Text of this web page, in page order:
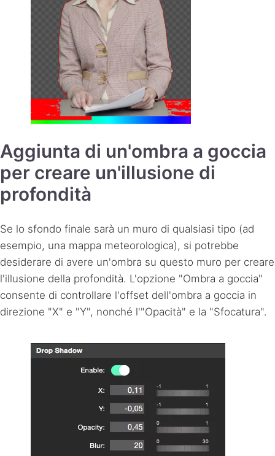
Aggiunta di un'ombra a goccia
per creare un'illusione di
profondità
Se lo sfondo finale sarà un muro di qualsiasi tipo (ad
esempio, una mappa meteorologica), si potrebbe
desiderare di avere un'ombra su questo muro per creare
l'illusione della profondità. L'opzione "Ombra a goccia"
consente di controllare l'offset dell'ombra a goccia in
direzione "X" e "Y", nonché l'"Opacità" e la "Sfocatura".